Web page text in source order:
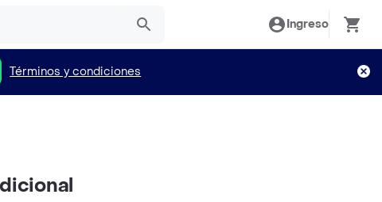
Ingreso
Términos y condiciones